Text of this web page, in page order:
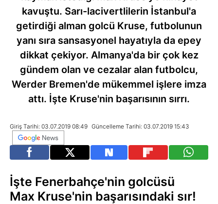
kavuştu. Sarı-lacivertlilerin İstanbul'a
getirdiği alman golcü Kruse, futbolunun
yanı sıra sansasyonel hayatıyla da epey
dikkat çekiyor. Almanya'da bir çok kez
gündem olan ve cezalar alan futbolcu,
Werder Bremen'de mükemmel işlere imza
attı. İşte Kruse'nin başarısının sırrı.
Giriş Tarihi: 03.07.2019 08:49 Güncelleme Tarihi: 03.07.2019 15:43
İşte Fenerbahçe'nin golcüsü
Max Kruse'nin başarısındaki sır!